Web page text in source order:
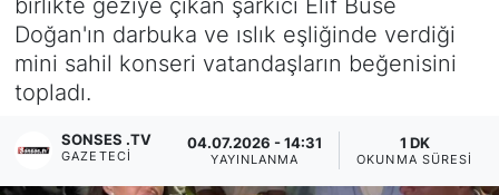
Doğan'ın darbuka ve ıslık eşliğinde verdiği
mini sahil konseri vatandaşların beğenisini
topladı.
SONSES .TV
GAZETECI
04.07.2026 - 14:31
YAYINLANMA
1 DK
OKUNMA SÜRESI
SAĞLIK
Siyaset
YEREL HABER
Haber Arşivi